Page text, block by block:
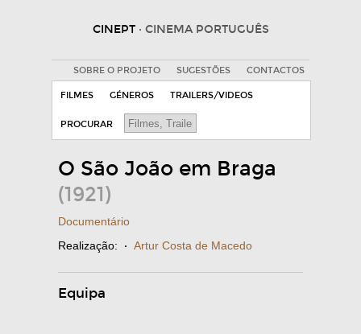
CINEPT · CINEMA PORTUGUÊS
SOBRE O PROJETO SUGESTÕES CONTACTOS
FILMES GÉNEROS TRAILERS/VIDEOS
PROCURAR
O São João em Braga
(1921)
Documentário
Realização: · Artur Costa de Macedo
Equipa